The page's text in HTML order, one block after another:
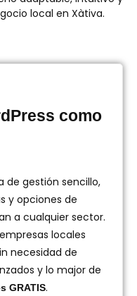
local en Xàtiva.
como
de gestión sencillo,
y opciones de
a cualquier sector.
locales
necesidad de
y lo major de
GRATIS.